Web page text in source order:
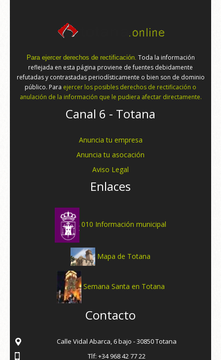
Para ejercer derechos de rectificación. Toda la información
reflejada en esta página proviene de fuentes debidamente
refutadas y contrastadas periodísticamente o bien son de dominio
público. Para ejercer los posibles derechos de rectificación o
anulación de la información que le pudiera afectar directamente.
Canal 6 - Totana
Anuncia tu empresa
Anuncia tu asocación
Aviso Legal
Enlaces
010 Información municipal
Mapa de Totana
Semana Santa en Totana
Contacto
Calle Vidal Abarca, 6 bajo - 30850 Totana
Tlf: +34 968 42 77 22